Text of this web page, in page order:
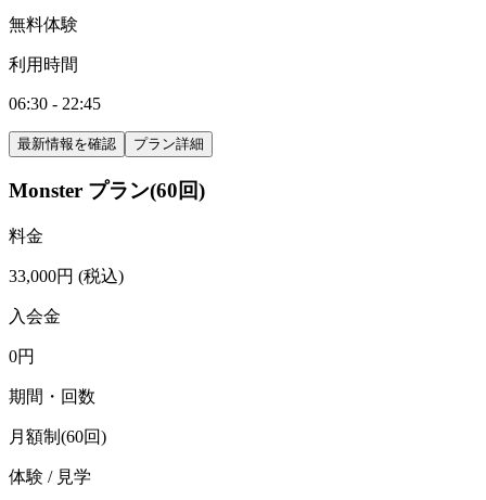
無料体験
利用時間
06:30 - 22:45
最新情報を確認 プラン詳細
Monster プラン(60回)
料金
33,000円 (税込)
入会金
0円
期間・回数
月額制(60回)
体験 / 見学